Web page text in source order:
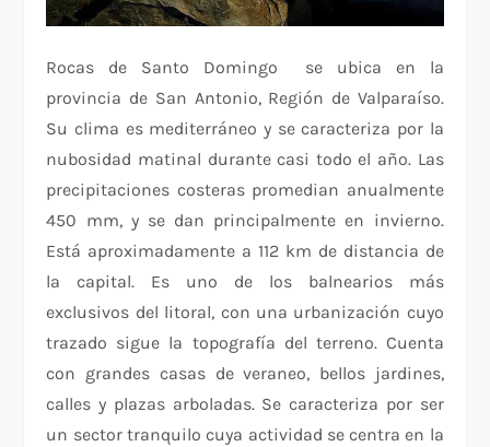
Rocas de Santo Domingo se ubica en la
provincia de San Antonio, Región de Valparaíso.
Su clima es mediterráneo y se caracteriza por la
nubosidad matinal durante casi todo el año. Las
precipitaciones costeras promedian anualmente
450 mm, y se dan principalmente en invierno.
Está aproximadamente a 112 km de distancia de
la capital. Es uno de los balnearios más
exclusivos del litoral, con una urbanización cuyo
trazado sigue la topografía del terreno. Cuenta
con grandes casas de veraneo, bellos jardines,
calles y plazas arboladas. Se caracteriza por ser
un sector tranquilo cuya actividad se centra en la